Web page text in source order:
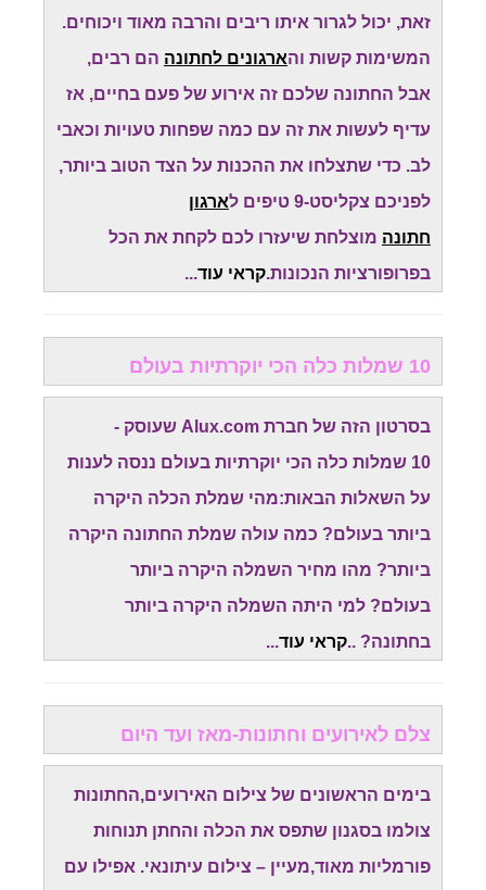
זאת, יכול לגרור איתו ריבים והרבה מאוד ויכוחים.
המשימות קשות והארגונים לחתונה הם רבים,
אבל החתונה שלכם זה אירוע של פעם בחיים, אז
עדיף לעשות את זה עם כמה שפחות טעויות וכאבי
לב. כדי שתצלחו את ההכנות על הצד הטוב ביותר,
לפניכם צקליסט-9 טיפים ל
ארגון
חתונה מוצלחת שיעזרו לכם לקחת את הכל
בפרופורציות הנכונות.קראי עוד...
10 שמלות כלה הכי יוקרתיות בעולם
בסרטון הזה של חברת Alux.com שעוסק -
10 שמלות כלה הכי יוקרתיות בעולם ננסה לענות
על השאלות הבאות:מהי שמלת הכלה היקרה
ביותר בעולם? כמה עולה שמלת החתונה היקרה
ביותר? מהו מחיר השמלה היקרה ביותר
בעולם? למי היתה השמלה היקרה ביותר
בחתונה? ..קראי עוד...
צלם לאירועים וחתונות-מאז ועד היום
בימים הראשונים של צילום האירועים,החתונות
צולמו בסגנון שתפס את הכלה והחתן תנוחות
פורמליות מאוד,מעיין – צילום עיתונאי. אפילו עם